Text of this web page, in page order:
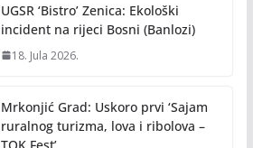
UGSR ‘Bistro’ Zenica: Ekološki
incident na rijeci Bosni (Banlozi)
18. Jula 2026.
Mrkonjić Grad: Uskoro prvi ‘Sajam
ruralnog turizma, lova i ribolova –
TOK Fest’